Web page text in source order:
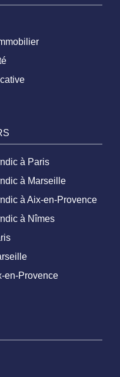
à Paris
à Marseille
à Aix-en-Provence
à Nîmes
en-Provence